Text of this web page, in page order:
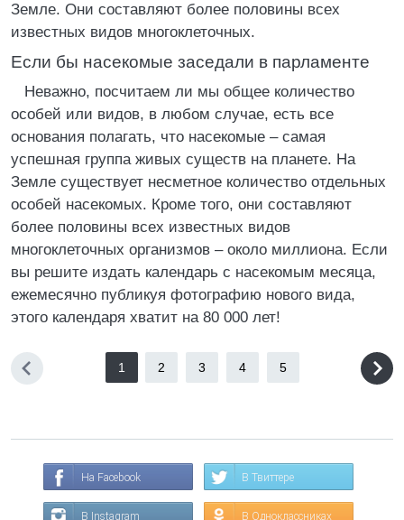
Земле. Они составляют более половины всех
известных видов многоклеточных.
Если бы насекомые заседали в парламенте
Неважно, посчитаем ли мы общее количество
особей или видов, в любом случае, есть все
основания полагать, что насекомые – самая
успешная группа живых существ на планете. На
Земле существует несметное количество отдельных
особей насекомых. Кроме того, они составляют
более половины всех известных видов
многоклеточных организмов – около миллиона. Если
вы решите издать календарь с насекомым месяца,
ежемесячно публикуя фотографию нового вида,
этого календаря хватит на 80 000 лет!
1 2 3 4 5
На Facebook В Твиттере
В Instagram В Одноклассниках